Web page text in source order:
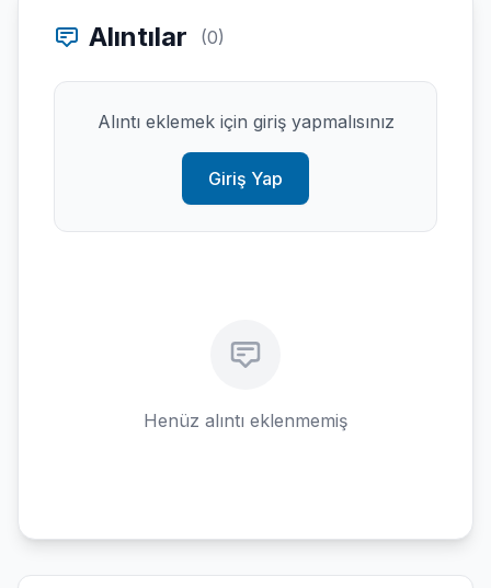
Alıntılar (0)
Alıntı eklemek için giriş yapmalısınız
Giriş Yap
Henüz alıntı eklenmemiş